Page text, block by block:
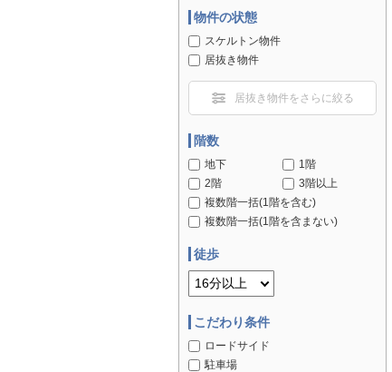
物件の状態
スケルトン物件
居抜き物件
居抜き物件をさらに絞る
階数
地下
1階
2階
3階以上
複数階一括(1階を含む)
複数階一括(1階を含まない)
徒歩
こだわり条件
ロードサイド
駐車場